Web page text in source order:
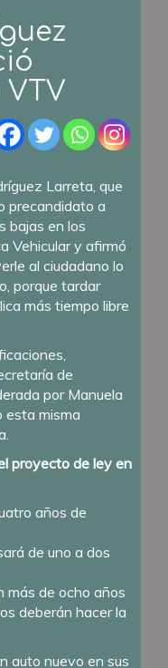
Larreta, que
precandidato a
bajas en los
Vehicular y afirmó
al ciudadano lo
porque tardar
más tiempo libre
de
por Manuela
esta misma
proyecto de ley en
años de
de uno a dos
más de ocho años
deberán hacer la
auto nuevo en sus